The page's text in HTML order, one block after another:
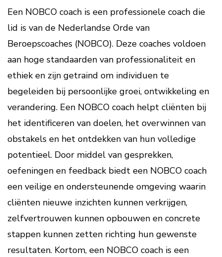
Een NOBCO coach is een professionele coach die
lid is van de Nederlandse Orde van
Beroepscoaches (NOBCO). Deze coaches voldoen
aan hoge standaarden van professionaliteit en
ethiek en zijn getraind om individuen te
begeleiden bij persoonlijke groei, ontwikkeling en
verandering. Een NOBCO coach helpt cliënten bij
het identificeren van doelen, het overwinnen van
obstakels en het ontdekken van hun volledige
potentieel. Door middel van gesprekken,
oefeningen en feedback biedt een NOBCO coach
een veilige en ondersteunende omgeving waarin
cliënten nieuwe inzichten kunnen verkrijgen,
zelfvertrouwen kunnen opbouwen en concrete
stappen kunnen zetten richting hun gewenste
resultaten. Kortom, een NOBCO coach is een